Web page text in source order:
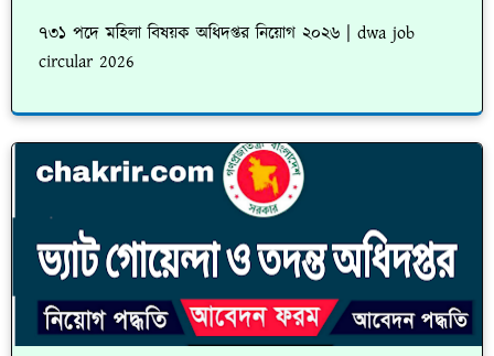
৭৩১ পদে মহিলা বিষয়ক অধিদপ্তর নিয়োগ ২০২৬ | dwa job
circular 2026